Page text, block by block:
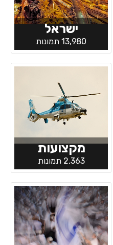
ישראל
13,980 תמונות
מקצועות
2,363 תמונות